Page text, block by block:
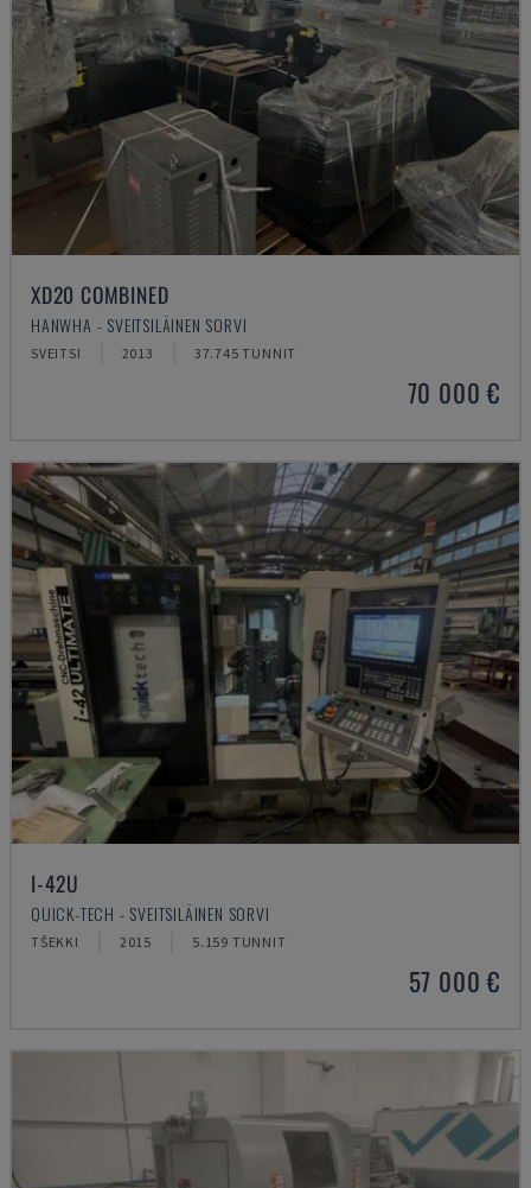
XD20 COMBINED
HANWHA - SVEITSILÄINEN SORVI
SVEITSI 2013 37.745 TUNNIT
70 000 €
I-42U
QUICK-TECH - SVEITSILÄINEN SORVI
TŠEKKI 2015 5.159 TUNNIT
57 000 €